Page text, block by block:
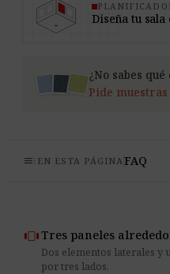
Diseña tu sala
¿No sabes
Pide
toc EN ESTA PÁGINA FAQ
view_carouselTres paneles
Dos elementos laterales
por tres lados.